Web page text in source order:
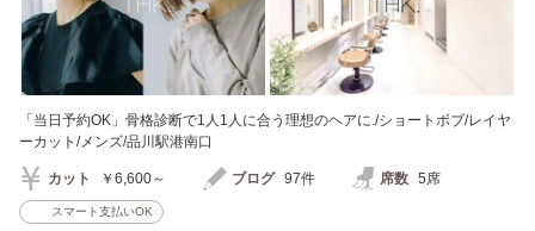
「当日予約OK」骨格診断で1人1人に合う理想のヘアに./ショートボブ/レイヤ
ーカット/メンズ/品川駅港南口
カット ￥6,600～ ブログ 97件 席数 5席
スマート支払いOK